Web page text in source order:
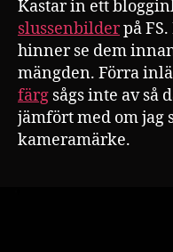
Kastar in ett
slussenbilderpå FS.
hinner se dem
mängden. Förra
färg sågs inte av så
jämfört med om jag
kameramärke.